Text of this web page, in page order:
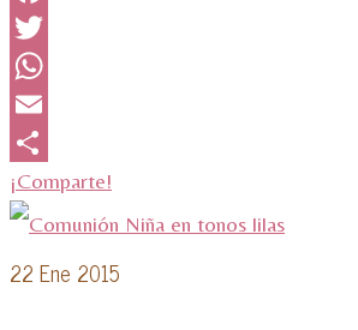
Facebook
Twitter
WhatsApp
Email
¡Comparte!
22 Ene 2015